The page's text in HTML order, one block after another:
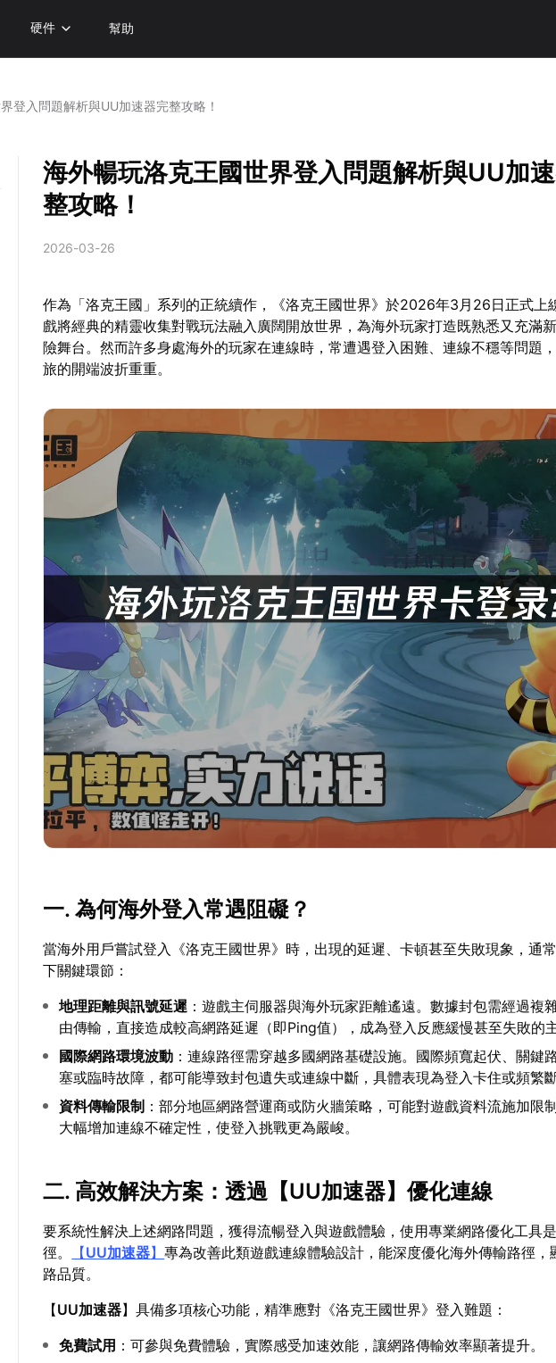
硬件 幫助
登入問題解析與UU加速器完整攻略！
海外暢玩洛克王國世界登入問題解析與UU加
整攻略！
2026-03-26
作為「洛克王國」系列的正統續作，《洛克王國世界》於2026年3月26日正式上
戲將經典的精靈收集對戰玩法融入廣闊開放世界，為海外玩家打造既熟悉又充滿
險舞台。然而許多身處海外的玩家在連線時，常遭遇登入困難、連線不穩等問題
旅的開端波折重重。
一. 為何海外登入常遇阻礙？
當海外用戶嘗試登入《洛克王國世界》時，出現的延遲、卡頓甚至失敗現象，通
下關鍵環節：
地理距離與訊號延遲 ：遊戲主伺服器與海外玩家距離遙遠。數據封包需經過複
由傳輸，直接造成較高網路延遲（即Ping值），成為登入反應緩慢甚至失敗的
國際網路環境波動 ：連線路徑需穿越多國網路基礎設施。國際頻寬起伏、關鍵
塞或臨時故障，都可能導致封包遺失或連線中斷，具體表現為登入卡住或頻繁
資料傳輸限制 ：部分地區網路營運商或防火牆策略，可能對遊戲資料流施加限
大幅增加連線不確定性，使登入挑戰更為嚴峻。
二. 高效解決方案：透過【UU加速器】優化連線
要系統性解決上述網路問題，獲得流暢登入與遊戲體驗，使用專業網路優化工具
徑。
【UU加速器】專為改善此類遊戲連線體驗設計，能深度優化海外傳輸路徑，
路品質。
【UU加速器】具備多項核心功能，精準應對《洛克王國世界》登入難題：
免費試用 ：可參與免費體驗，實際感受加速效能，讓網路傳輸效率顯著提升。